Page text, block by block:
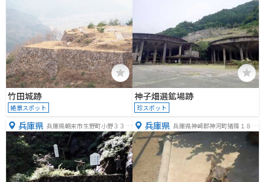
竹田城跡
絶景スポット
神子畑選鉱場跡
珍スポット
兵庫県 兵庫県朝来市生野町小野３３
−５
兵庫県 兵庫県神崎郡神河町猪篠１８６
８